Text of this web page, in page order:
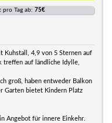
pro Tag ab: 75€
Kuhstall, 4,9 von 5 Sternen auf
treffen auf ländliche Idylle,
groß, haben entweder Balkon
Garten bietet Kindern Platz
Angebot für innere Einkehr.